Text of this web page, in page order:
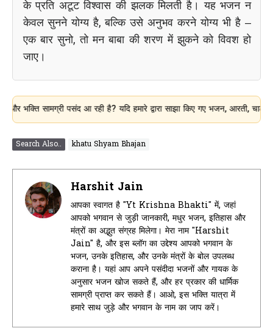
के प्रति अटूट विश्वास की झलक मिलती है। यह भजन न
केवल सुनने योग्य है, बल्कि उसे अनुभव करने योग्य भी है –
एक बार सुनो, तो मन बाबा की शरण में झुकने को विवश हो
जाए।
सामग्री पसंद आ रही है? यदि हमारे द्वारा साझा किए गए भजन, आरती, चालीसा
Search Also.. khatu Shyam Bhajan
Harshit Jain
आपका स्वागत है "Yt Krishna Bhakti" में, जहां
आपको भगवान से जुड़ी जानकारी, मधुर भजन, इतिहास और
मंत्रों का अद्भुत संग्रह मिलेगा। मेरा नाम "Harshit
Jain" है, और इस ब्लॉग का उद्देश्य आपको भगवान के
भजन, उनके इतिहास, और उनके मंत्रों के बोल उपलब्ध
कराना है। यहां आप अपने पसंदीदा भजनों और गायक के
अनुसार भजन खोज सकते हैं, और हर प्रकार की धार्मिक
सामग्री प्राप्त कर सकते हैं। आओ, इस भक्ति यात्रा में
हमारे साथ जुड़े और भगवान के नाम का जाप करें।